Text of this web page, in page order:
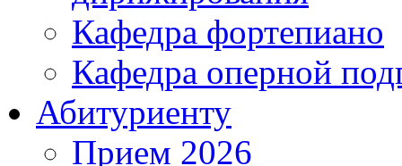
Кафедра фортепиано
Кафедра оперной
Абитуриенту
Прием 2026